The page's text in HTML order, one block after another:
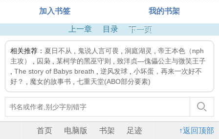
加入书签 我的书架
上一章 目录 下一页
相关推荐： 夏日不从 鬼说人言可畏 洞庭湖灵
帝王本色（nph
主攻）
囚枭 某柯学的黑巫守则
致洋贞—傀儡公主与微笑王子
The story of Babys breath 逆风发球
小坏蛋，再来一次好不
好？
魔女的故事书 七重天堂(ABO部分要素)
↑返回顶部
首页 电脑版 书架 足迹